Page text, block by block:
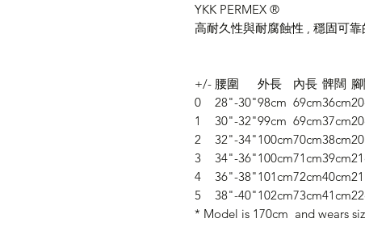
YKK PERMEX ®
高耐久性與耐腐蝕性 , 穩固可
+/- 腰圍 外長 內長 髀闊
0
28"-30"98cm 69cm36cm
1
30"-32"99cm 69cm37cm
2
32"-34"100cm70cm38cm
3
34"-36"100cm71cm39cm
4
36"-38"101cm72cm40cm
5
38"-40"102cm73cm41cm
* Model is 170cm and wears